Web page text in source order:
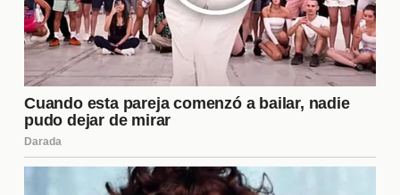
en la tabla, sino también competir por títulos. La
combinación de nuevos fichajes y la continuidad de
Corberán como entrenador sugiere que el Valencia
CF está dispuesto a dar un paso adelante. El
enfoque en el desarrollo del talento y el
fortalecimiento del equipo son pasos estratégicos
hacia el éxito a largo plazo.